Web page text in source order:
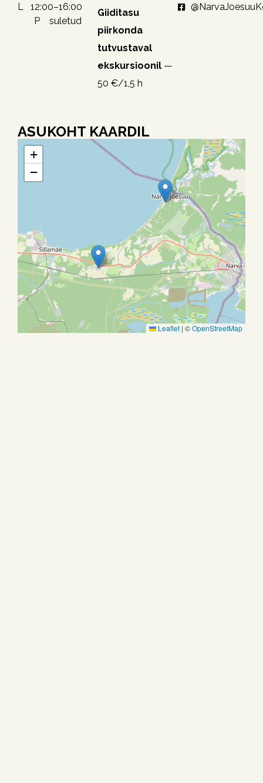
L 12:00–16:00
P suletud
Giiditasu
piirkonda
tutvustaval
ekskursioonil —
50 €/1,5 h
ASUKOHT KAARDIL
+
−
Leaflet|©OpenStreetMap